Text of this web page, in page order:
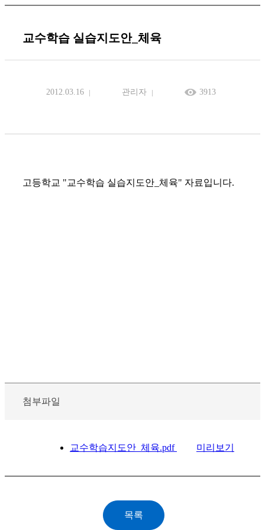
교수학습 실습지도안_체육
2012.03.16 관리자 3913
고등학교 "교수학습 실습지도안_체육" 자료입니다.
첨부파일
교수학습지도안_체육.pdf 미리보기